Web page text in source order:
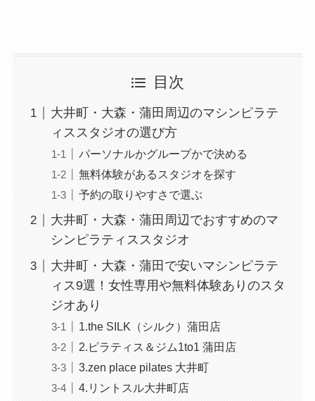
目次
大井町・大森・蒲田周辺のマシンピラテ
ィススタジオの選び方
パーソナルかグループかで決める
無料体験があるスタジオを探す
予約の取りやすさで選ぶ
大井町・大森・蒲田周辺でおすすめのマ
シンピラティススタジオ
大井町・大森・蒲田で安いマシンピラテ
ィス9選！女性専用や無料体験ありのスタ
ジオあり
1.the SILK（シルク）蒲田店
2.ピラティス＆ジム1to1 蒲田店
3.zen place pilates 大井町
4.リントスル大井町店